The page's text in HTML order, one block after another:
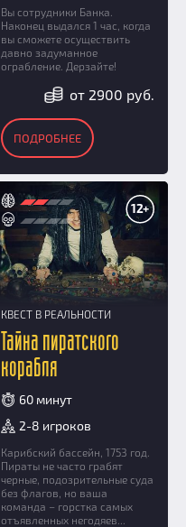
Вы сотрудники Банка.
Наконец выдался 1 час, когда
вы сможете осуществить
давно задуманное
ограбление. Дерзайте!
от 2900 руб.
ПОДРОБНЕЕ
12+
КВЕСТ В РЕАЛЬНОСТИ
Тайна пиратского
корабля
60 минут
2-8 игроков
Карибский бассейн, 1753 год.
Пираты не часто грабят
черные, подозрительные суда
без флагов, но ваша
команда – горстка самых
отъявленных негодяев...